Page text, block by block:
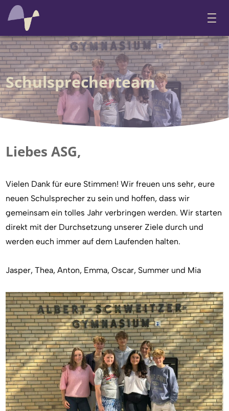
Schulsprecherteam
Liebes ASG,
Vielen Dank für eure Stimmen! Wir freuen uns sehr, eure
neuen Schulsprecher zu sein und hoffen, dass wir
gemeinsam ein tolles Jahr verbringen werden. Wir starten
direkt mit der Durchsetzung unserer Ziele durch und
werden euch immer auf dem Laufenden halten.
Jasper, Thea, Anton, Emma, Oscar, Summer und Mia